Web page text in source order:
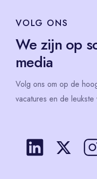
VOLG ONS
We zijn op
media
Volg ons om op de
vacatures en de leukste